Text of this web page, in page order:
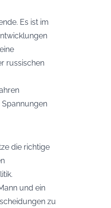
Es ist im
russischen
die richtige
und ein
zu